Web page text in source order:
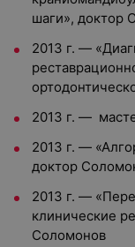
шаги», доктор
2013 г. —
2013 г. —
2013 г. —
доктор
2013 г. —
клинические
Соломонов